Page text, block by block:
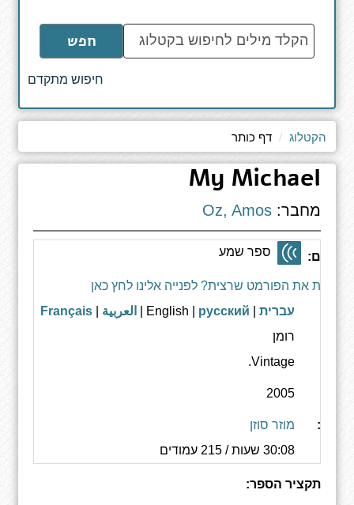
הקלד
מילים
לחיפוש
חפש
חיפוש מתקדם
הקטלוג דף כותר
My Michael
מחבר:Oz, Amos
ספר שמע
מצאת את הפורמט שרצית? לפנייה אלינו לחץ כאן
עברית| English |
русский العربية
Français
רומן
Vintage.
2005
מוזר סוזן
30:08 שעות / 215 עמודים
תקציר הספר: